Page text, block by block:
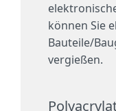
können Sie
Bauteile/
vergießen.